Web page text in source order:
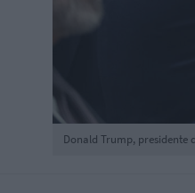
Donald Trump, presidente